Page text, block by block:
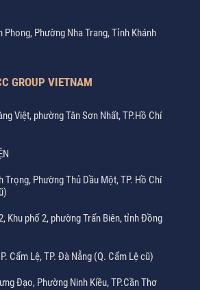
Phong, Phường Nha Trang, Tỉnh Khánh
GROUP VIETNAM
Việt, phường Tân Sơn Nhất, TP.Hồ Chí
Trọng, Phường Thủ Dầu Một, TP. Hồ Chí
Khu phố 2, phường Trấn Biên, tỉnh Đồng
Cẩm Lệ, TP. Đà Nẵng (Q. Cẩm Lệ cũ)
Đạo, Phường Ninh Kiều, TP.Cần Thơ